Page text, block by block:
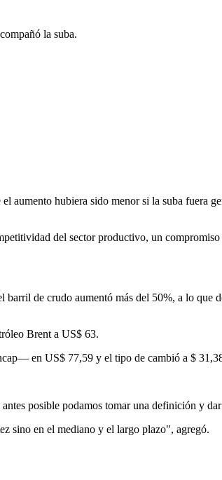
la suba.
hubiera sido menor si la suba fuera
del sector productivo, un
de crudo aumentó más del 50%, a lo que
Brent a US$ 63.
en US$ 77,59 y el tipo de cambió a $
posible podamos tomar una definición y
sino en el mediano y el largo plazo", agregó.